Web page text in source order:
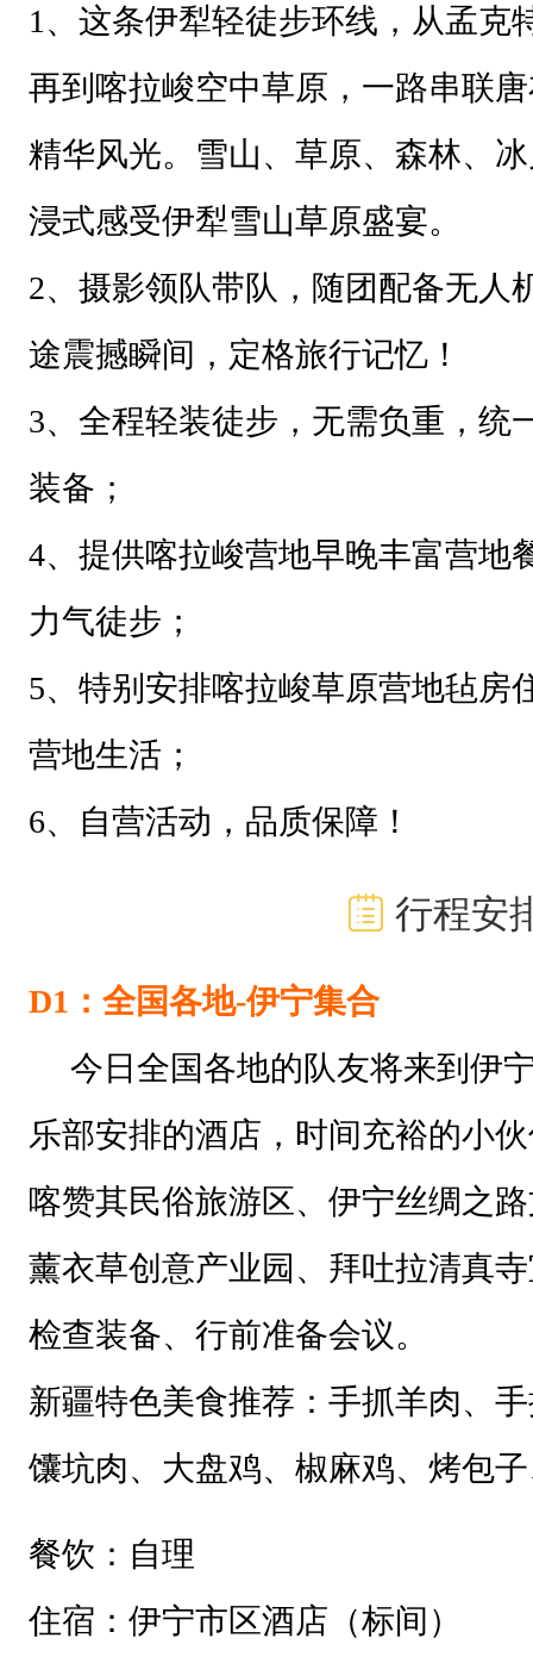
1、这条伊犁轻徒步环线，从孟克
再到喀拉峻空中草原，一路串联
精华风光。雪山、草原、森林、
浸式感受伊犁雪山草原盛宴。
2、摄影领队带队，随团配备无人
途震撼瞬间，定格旅行记忆！
3、全程轻装徒步，无需负重，统
装备；
4、提供喀拉峻营地早晚丰富营地
力气徒步；
5、特别安排喀拉峻草原营地毡房
营地生活；
6、自营活动，品质保障！
行程安
D1：全国各地-伊宁集合
今日全国各地的队友将来到伊
乐部安排的酒店， 时间充裕的小
喀赞其民俗旅游区、 伊宁丝绸之
薰衣草创意产业园 、 拜吐拉清真
检查装备、行前准备会议。
新疆特色美食推荐：手抓羊肉、
馕坑肉、大盘鸡、椒麻鸡、烤包
餐饮：自理
住宿：伊宁市区酒店（标间）